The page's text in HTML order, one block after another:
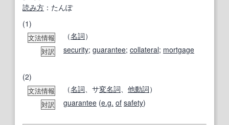
読み方 ：たんぽ
(1)
文法情報 （名詞）
対訳 security; guarantee; collateral; mortgage
(2)
文法情報 （名詞 、サ変名詞 他動詞）
対訳 guarantee (e.g. of safety)